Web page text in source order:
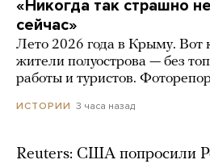
«Никогда так страшно
сейчас»
Лето 2026 года в Крыму. Вот
жители полуострова — без
работы и туристов.
ИСТОРИИ 3 часа назад
Reuters: США попросили